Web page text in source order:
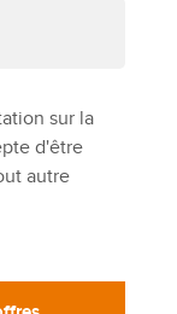
sur la
d'être
autre